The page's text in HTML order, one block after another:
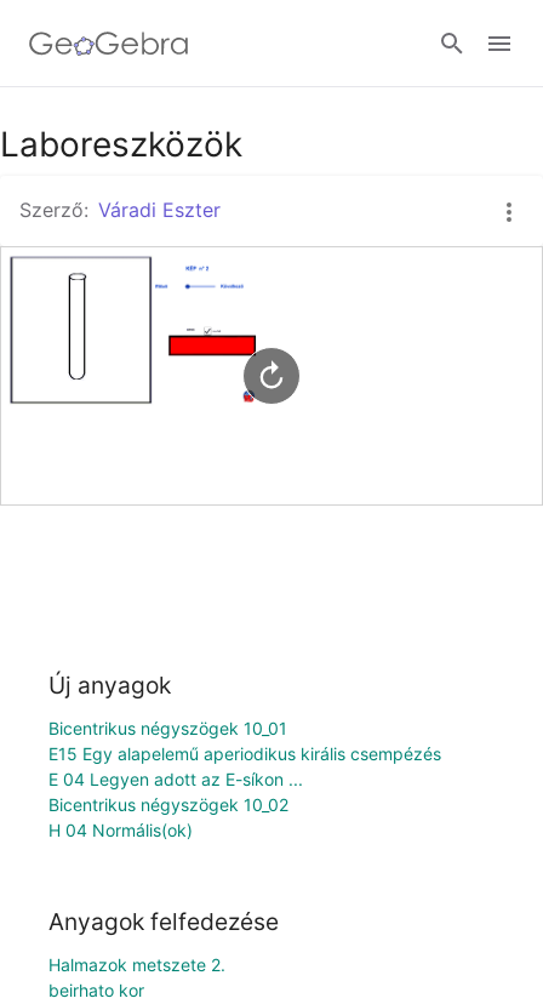
Google Classroom
GeoGebra Classroom
Laboreszközök
Szerző: Váradi Eszter
Új anyagok
Bicentrikus négyszögek 10_01
E15 Egy alapelemű aperiodikus királis csempézés
E 04 Legyen adott az E-síkon ...
Bicentrikus négyszögek 10_02
H 04 Normális(ok)
Anyagok felfedezése
Halmazok metszete 2.
beirhato kor